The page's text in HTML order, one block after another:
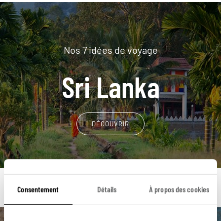
Consentement Détails À propos des cookies
Nos 7 idées de voyage
Sri Lanka
DÉCOUVRIR